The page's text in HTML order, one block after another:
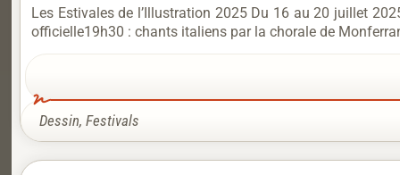
Les Estivales de l’Illustration 2025 Du 16 au 20 juillet
officielle19h30 : chants italiens par la chorale de
Dessin, Festivals